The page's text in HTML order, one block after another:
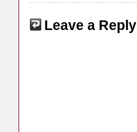
Leave a Reply